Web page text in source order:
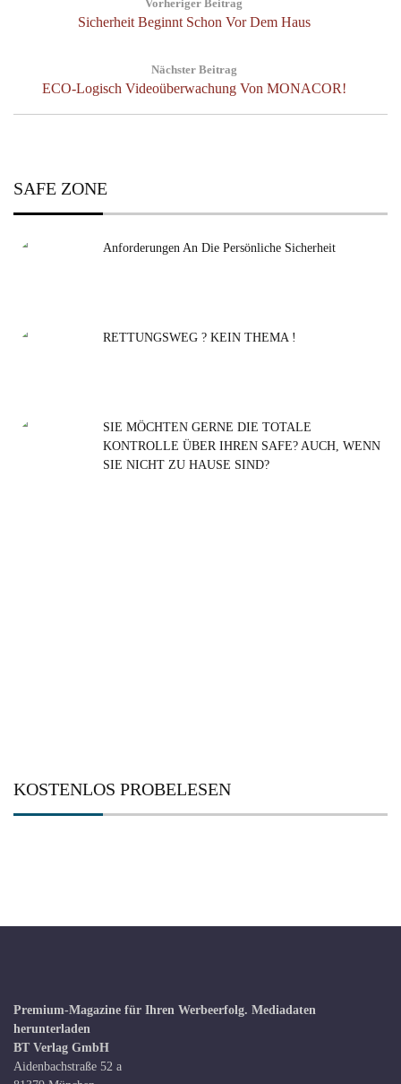
Suchen
nach:
Vorheriger Beitrag
Previous
Sicherheit Beginnt Schon Vor Dem Haus
Nächster Beitrag
Next
Post:
ECO-Logisch Videoüberwachung Von MONACOR!
SAFE ZONE
Anforderungen An Die Persönliche Sicherheit
SIE MÖCHTEN GERNE DIE TOTALE
KONTROLLE ÜBER IHREN SAFE? AUCH, WENN
KOSTENLOS PROBELESEN
Premium-Magazine für Ihren Werbeerfolg.
BT Verlag GmbH